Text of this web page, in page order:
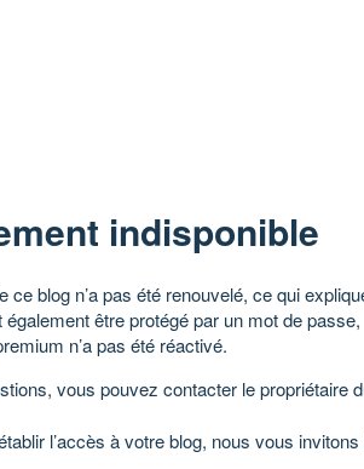
indisponible
ce blog n’a pas été renouvelé, ce qui
être protégé par un mot de passe,
n’a pas été réactivé.
vous pouvez contacter le propriétaire
l’accès à votre blog, nous vous invitons